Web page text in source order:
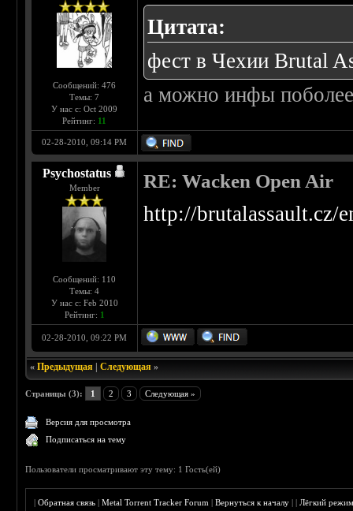
Сообщений: 476
Темы: 7
У нас с: Oct 2009
Рейтинг: 11
Цитата:
фест в Чехии Brutal
а можно инфы
02-28-2010, 09:14 PM
Psychostatus
Member
Сообщений: 110
Темы: 4
У нас с: Feb 2010
Рейтинг: 1
RE: Wacken Open Air
http://brutalassault.cz/
02-28-2010, 09:22 PM
«Предыдущая |Следующая »
Страницы (3): 1 2 3 Следующая »
Версия для просмотра
Подписаться на тему
Пользователи просматривают эту тему: 1 Гость(ей)
|Обратная связь |Metal Torrent Tracker Forum |Вернуться к началу ||Лёгкий